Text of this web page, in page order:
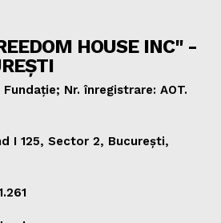
HOUSE INC" -
Nr. înregistrare: AOT.
I 125, Sector 2, București,